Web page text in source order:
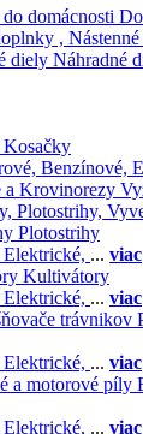
,
Náhradné
Kosačky
Benzínové,
Plotostrihy,
Plotostrihy
Elektrické, ... viac
Kultivátory
Elektrické, ... viac
Elektrické, ... viac
Elektrické, ... viac